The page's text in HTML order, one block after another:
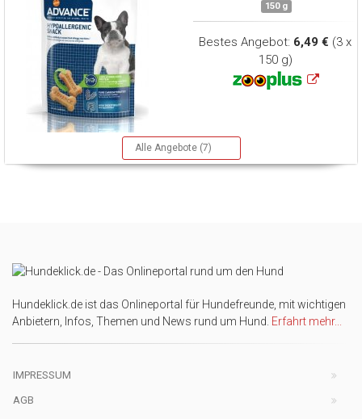
150 g
Bestes Angebot: 6,49 € (3 x
150 g)
Alle Angebote (7)
Hundeklick.de ist das Onlineportal für Hundefreunde, mit wichtigen
Anbietern, Infos, Themen und News rund um Hund. Erfahrt mehr...
IMPRESSUM
AGB